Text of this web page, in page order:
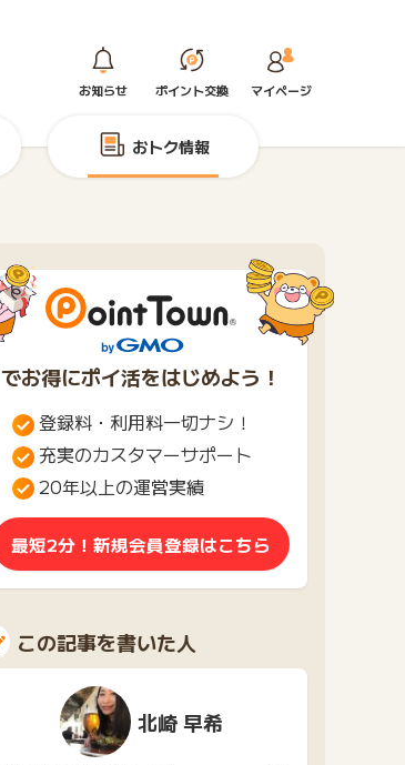
お知らせ ポイント交換 マイページ
おトク情報
でお得にポイ活をはじめよう！
登録料・利用料一切ナシ！
充実のカスタマーサポート
20年以上の運営実績
最短2分！新規会員登録はこちら
この記事を書いた人
北崎 早希